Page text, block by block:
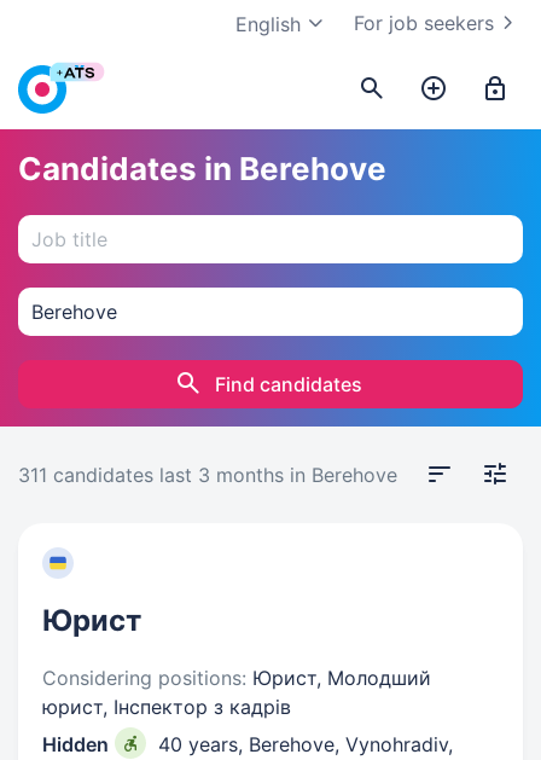
For job seekers
English
Candidates in Berehove
Find candidates
311 candidates last 3 months in Berehove
Юрист
Considering positions: Юрист, Молодший
юрист, Інспектор з кадрів
Hidden
40 years, Berehove, Vynohradiv,